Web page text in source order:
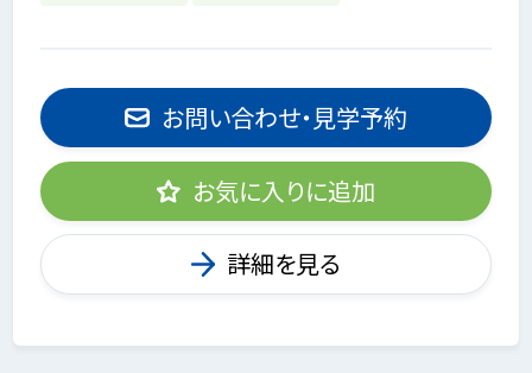
お問い合わせ・見学予約
お気に入りに追加
詳細を見る